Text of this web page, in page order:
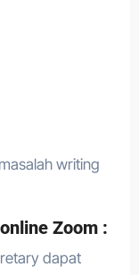
writing
Zoom :
dapat